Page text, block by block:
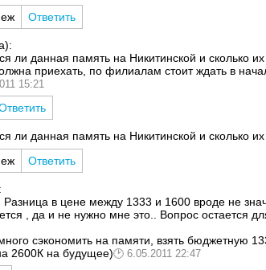
Ответить
ли данная память на Никитинской и сколько
приехать, по филиалам стоит ждать в
15:21
ли данная память на Никитинской и сколько
Ответить
в цене между 1333 и 1600 вроде не
, да и не нужно мне это.. Вопрос остается
сэкономить на памяти, взять бюджетную
2600К на будущее)
6.05.2011 22:47